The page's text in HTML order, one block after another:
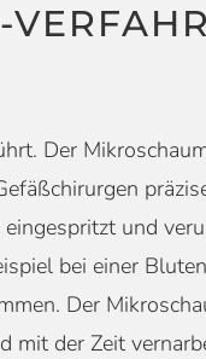
Der
und
bei einer
Der
mit der Zeit